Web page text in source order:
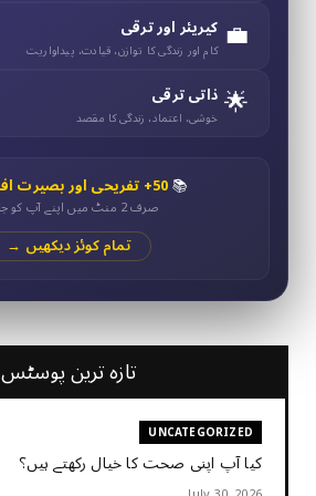
💼 کیریئر اور ترقی
کام اور زندگی کا توازن، قیادت، پیداواریت
🌟 ذاتی ترقی
خوشی، اعتماد، زندگی کا مقصد
📚50+ تفریحی اور بصیرت افروز کوئز
صرف 2 منٹ میں اپنے آپ کو جانیں
تمام کوئز دیکھیں →
تازہ ترین پوسٹس
UNCATEGORIZED
کیا آپ اپنی صحت کا خیال رکھتے ہیں؟